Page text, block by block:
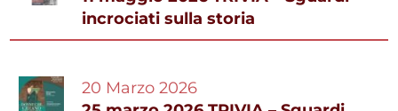
incrociati sulla storia
20 Marzo 2026